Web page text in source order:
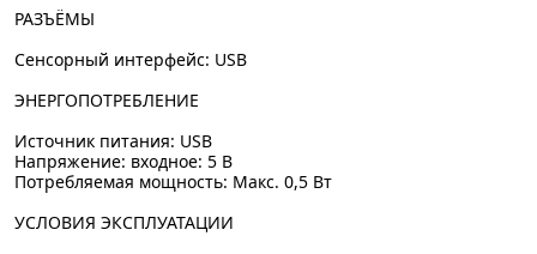
РАЗЪЁМЫ
Сенсорный интерфейс: USB
ЭНЕРГОПОТРЕБЛЕНИЕ
Источник питания: USB
Напряжение: входное: 5 В
Потребляемая мощность: Макс. 0,5 Вт
УСЛОВИЯ ЭКСПЛУАТАЦИИ